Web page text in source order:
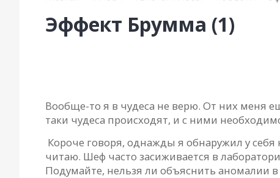
Эффект Брумма (1)
Вообще-то я в чудеса не верю. От них меня
таки чудеса происходят, и с ними
Короче говоря, однажды я обнаружил у
читаю. Шеф часто засиживается в
Подумайте, нельзя ли объяснить аномалии